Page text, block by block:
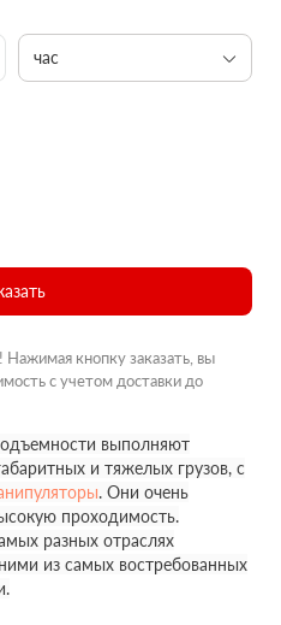
час
кнопку заказать, вы
с учетом доставки до
выполняют
и тяжелых грузов, с
. Они очень
проходимость.
разных отраслях
из самых востребованных